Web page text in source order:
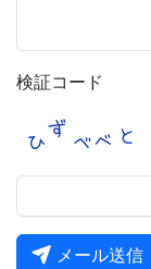
検証コード
メール送信